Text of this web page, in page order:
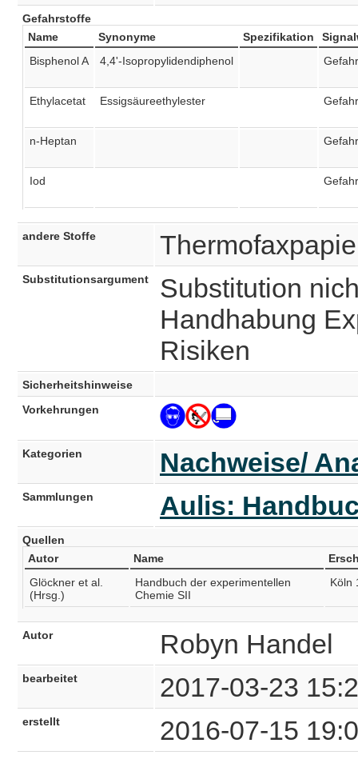
Gefahrstoffe
Name
Synonyme Spezifikation
Bisphenol A
4,4'-Isopropylidendiphenol Gefahr
Ethylacetat Essigsäureethylester Gefahr
n-Heptan Gefahr
Iod Gefahr
andere Stoffe
Substitutionsargument
Substitution
Handhabung
Risiken
Sicherheitshinweise
Vorkehrungen
Kategorien Nachweise/
Sammlungen Aulis:
Quellen
Autor
Name
Glöckner et al.
(Hrsg.)
Handbuch der experimentellen
Chemie SII
Köln
Autor Robyn Handel
bearbeitet 2017-03-23
erstellt 2016-07-15